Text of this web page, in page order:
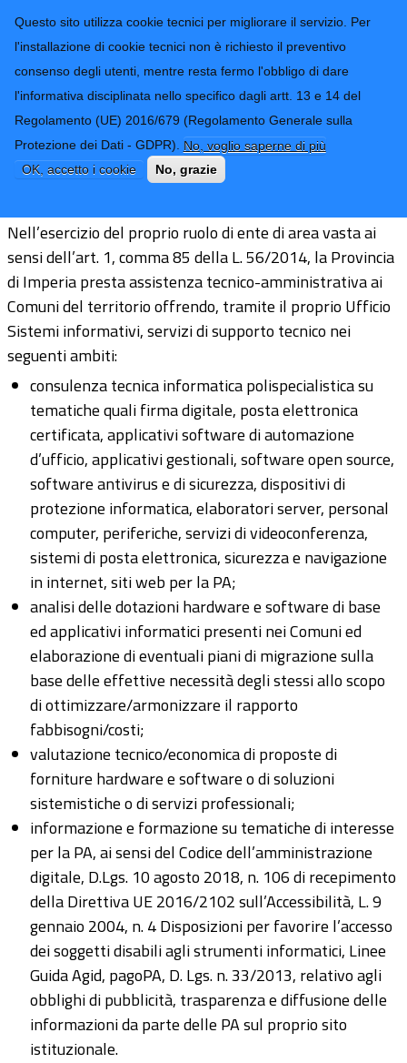
Questo sito utilizza cookie tecnici per migliorare il servizio. Per
l'installazione di cookie tecnici non è richiesto il preventivo
consenso degli utenti, mentre resta fermo l'obbligo di dare
l'informativa disciplinata nello specifico dagli artt. 13 e 14 del
Regolamento (UE) 2016/679 (Regolamento Generale sulla
Protezione dei Dati - GDPR). No, voglio saperne di più
OK, accetto i cookie
No, grazie
Provincia di
Imperia
CONTATTI-URP
TRASPARENZA
Form di ricerca
Progetto supporto Sistemi
Informativi
Nell’esercizio del proprio ruolo di ente di area vasta ai
sensi dell’art. 1, comma 85 della L. 56/2014, la Provincia
di Imperia presta assistenza tecnico-amministrativa ai
Comuni del territorio offrendo, tramite il proprio Ufficio
Sistemi informativi, servizi di supporto tecnico nei
seguenti ambiti:
consulenza tecnica informatica polispecialistica su
tematiche quali firma digitale, posta elettronica
certificata, applicativi software di automazione
d’ufficio, applicativi gestionali, software open source,
software antivirus e di sicurezza, dispositivi di
protezione informatica, elaboratori server, personal
computer, periferiche, servizi di videoconferenza,
sistemi di posta elettronica, sicurezza e navigazione
in internet, siti web per la PA;
analisi delle dotazioni hardware e software di base
ed applicativi informatici presenti nei Comuni ed
elaborazione di eventuali piani di migrazione sulla
base delle effettive necessità degli stessi allo scopo
di ottimizzare/armonizzare il rapporto
fabbisogni/costi;
valutazione tecnico/economica di proposte di
forniture hardware e software o di soluzioni
sistemistiche o di servizi professionali;
informazione e formazione su tematiche di interesse
per la PA, ai sensi del Codice dell’amministrazione
digitale, D.Lgs. 10 agosto 2018, n. 106 di recepimento
della Direttiva UE 2016/2102 sull’Accessibilità, L. 9
gennaio 2004, n. 4 Disposizioni per favorire l’accesso
dei soggetti disabili agli strumenti informatici, Linee
Guida Agid, pagoPA, D. Lgs. n. 33/2013, relativo agli
obblighi di pubblicità, trasparenza e diffusione delle
informazioni da parte delle PA sul proprio sito
istituzionale.